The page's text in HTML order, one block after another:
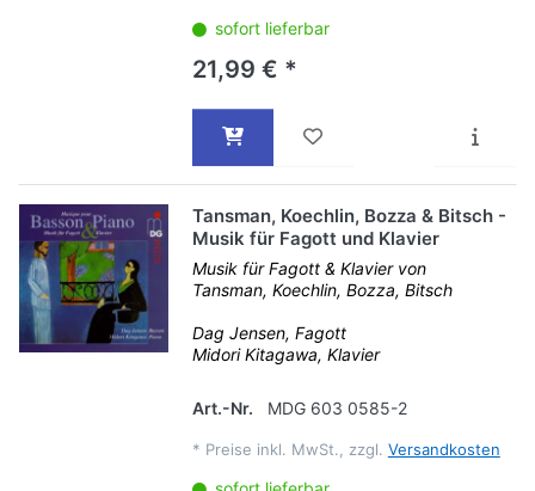
sofort lieferbar
21,99 € *
Tansman, Koechlin, Bozza & Bitsch -
Musik für Fagott und Klavier
Musik für Fagott & Klavier von
Tansman, Koechlin, Bozza, Bitsch
Dag Jensen, Fagott
Midori Kitagawa, Klavier
Art.-Nr. MDG 603 0585-2
* Preise inkl. MwSt., zzgl. Versandkosten